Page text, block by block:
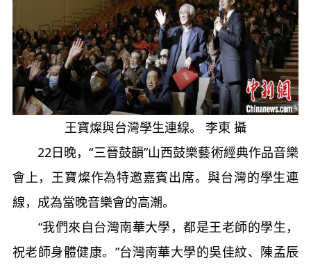
王寶燦與台灣學生連線。 李東 攝
22日晚，“三晉鼓韻”山西鼓樂藝術經典作品音樂
會上，王寶燦作為特邀嘉賓出席。與台灣的學生連
線，成為當晚音樂會的高潮。
“我們來自台灣南華大學，都是王老師的學生，
祝老師身體健康。”台灣南華大學的吳佳紋、陳孟辰